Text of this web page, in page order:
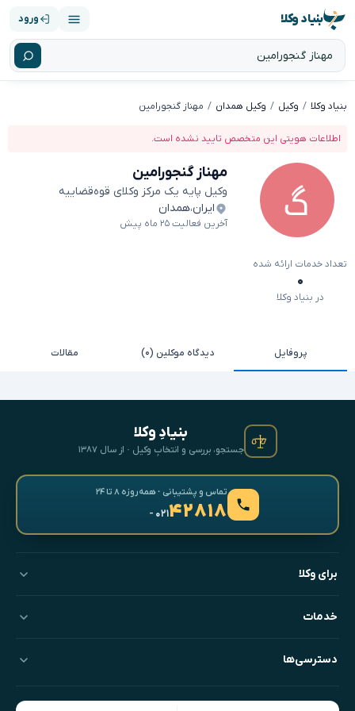
بنیاد وکلا ورود
بنیاد وکلا وکیل وکیل همدان مهناز گنجورامین
اطلاعات هویتی این متخصص تایید نشده است.
مهناز گنجورامین
وکیل پایه یک مرکز وکلای قوه‌قضاییه
ایران،همدان
آخرین فعالیت ۲۵ ماه پیش
تعداد خدمات ارائه شده
۰
در بنیاد وکلا
پروفایل دیدگاه موکلین (۰) مقالات
بنیادِ وکلا
جستجو، بررسی و انتخابِ وکیل · از سال ۱۳۸۷
تماس و پشتیبانی · همه‌روزه ۸ تا ۲۴
۴۲۸۱۸- ۰۲۱
برای وکلا
خدمات
دسترسی‌ها